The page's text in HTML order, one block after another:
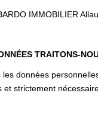
IMMOBILIER
TRAITONS-
données
strictement